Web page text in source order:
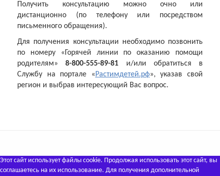
Получить консультацию можно очно или
дистанционно (по телефону или посредством
письменного обращения).
Для получения консультации необходимо позвонить
по номеру «Горячей линии по оказанию помощи
родителям»8-800-555-89-81 и/или обратиться в
Службу на портале «Растимдетей.рф», указав свой
регион и выбрав интересующий Вас вопрос.
Этот сайт использует файлы cookie. Продолжая использовать этот сайт, вы
соглашаетесь на их использование. Для получения дополнительной